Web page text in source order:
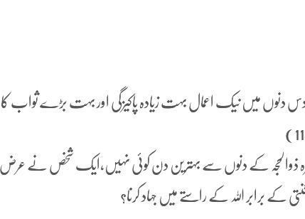
میں نیک اعمال بہت زیادہ پاکیزگی اور بہت بڑے ثواب کا
ذوالحجہ کے دنوں سے بہترین دن کوئی نہیں،ایک شخص نے عرض
برابر اللہ کے راستے میں جہاد کرنا؟